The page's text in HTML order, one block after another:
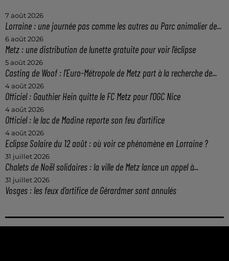
7 août 2026
Lorraine : une journée pas comme les autres au Parc animalier de...
6 août 2026
Metz : une distribution de lunette gratuite pour voir l’éclipse
5 août 2026
Casting de Woof : l'Euro-Métropole de Metz part à la recherche de...
4 août 2026
Officiel : Gauthier Hein quitte le FC Metz pour l'OGC Nice
4 août 2026
Officiel : le lac de Madine reporte son feu d’artifice
4 août 2026
Eclipse Solaire du 12 août : où voir ce phénomène en Lorraine ?
31 juillet 2026
Chalets de Noël solidaires : la ville de Metz lance un appel à...
31 juillet 2026
Vosges : les feux d’artifice de Gérardmer sont annulés